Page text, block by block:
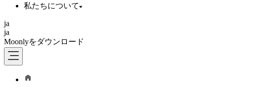
私たちについて
ja
ja
Moonlyをダウンロード